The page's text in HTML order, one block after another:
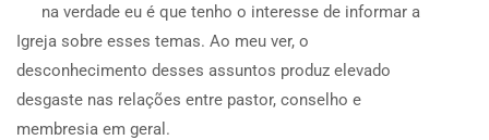
na verdade eu é que tenho o interesse de informar a
Igreja sobre esses temas. Ao meu ver, o
desconhecimento desses assuntos produz elevado
desgaste nas relações entre pastor, conselho e
membresia em geral.